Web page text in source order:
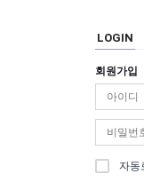
LOGIN
회원가입
자동